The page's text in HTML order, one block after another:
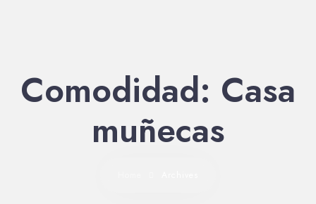
Restaurante
Historia
Comodidad: Casa
muñecas